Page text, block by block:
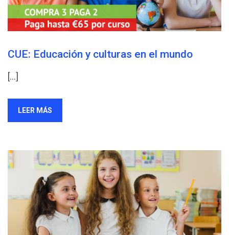
CUE: Educación y culturas en el mundo
[…]
LEER MÁS